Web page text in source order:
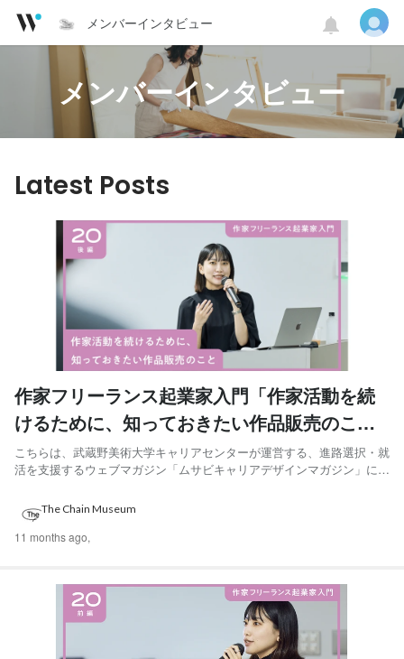
メンバーインタビュー
メンバーインタビュー
Latest Posts
作家フリーランス起業家入門「作家活動を続
けるために、知っておきたい作品販売のこ
と」後編
こちらは、武蔵野美術大学キャリアセンターが運営する、進路選択・就
活を支援するウェブマガジン「ムサビキャリアデザインマガジン」に公
Chain Museumで「Art Registrar」として活躍する「川越 地球（かわご
え・てら）」が武蔵野美術大学に...
The Chain Museum
11 months ago,